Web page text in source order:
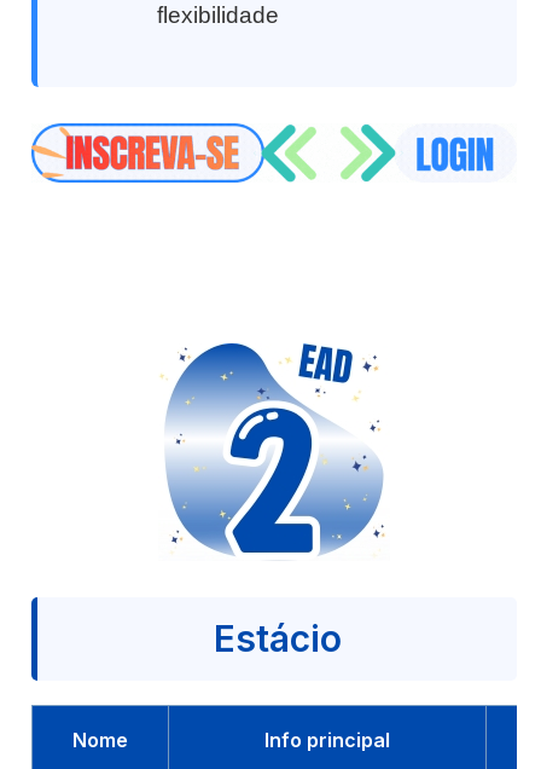
flexibilidade
Estácio
Nome Info principal